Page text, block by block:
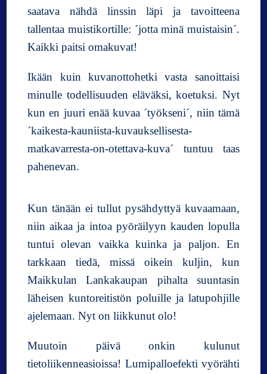
saatava nähdä linssin läpi ja tavoitteena
tallentaa muistikortille: ´jotta minä muistaisin´.
Kaikki paitsi omakuvat!
Ikään kuin kuvanottohetki vasta sanoittaisi
minulle todellisuuden eläväksi, koetuksi. Nyt
kun en juuri enää kuvaa ´työkseni´, niin tämä
´kaikesta-kauniista-kuvauksellisesta-
matkavarresta-on-otettava-kuva´ tuntuu taas
pahenevan.
Kun tänään ei tullut pysähdyttyä kuvaamaan,
niin aikaa ja intoa pyöräilyyn kauden lopulla
tuntui olevan vaikka kuinka ja paljon. En
tarkkaan tiedä, missä oikein kuljin, kun
Maikkulan Lankakaupan pihalta suuntasin
läheisen kuntoreitistön poluille ja latupohjille
ajelemaan. Nyt on liikkunut olo!
Muutoin päivä onkin kulunut
tietoliikenneasioissa! Lumipalloefekti vyörähti